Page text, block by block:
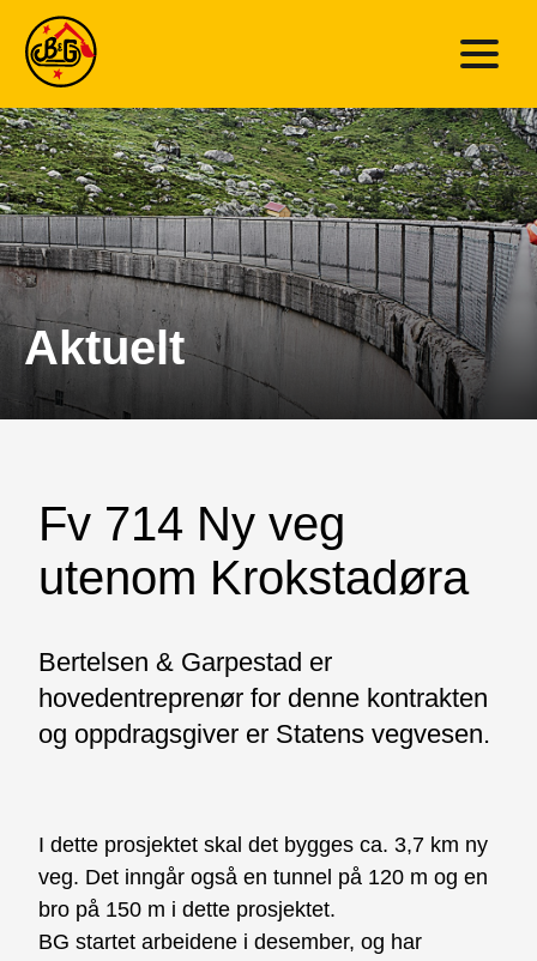
Aktuelt
Fv 714 Ny veg
utenom Krokstadøra
Bertelsen & Garpestad er
hovedentreprenør for denne kontrakten
og oppdragsgiver er Statens vegvesen.
I dette prosjektet skal det bygges ca. 3,7 km ny
veg. Det inngår også en tunnel på 120 m og en
bro på 150 m i dette prosjektet.
BG startet arbeidene i desember, og har